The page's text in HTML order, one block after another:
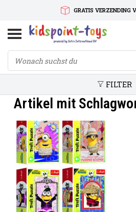
GRATIS VERZENDING
SNELLE
SERVICE OP
FILTER
Artikel mit